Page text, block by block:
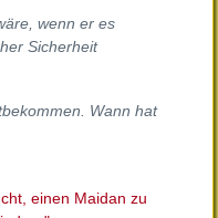
wenn er es
Sicherheit
Wann hat
einen Maidan zu